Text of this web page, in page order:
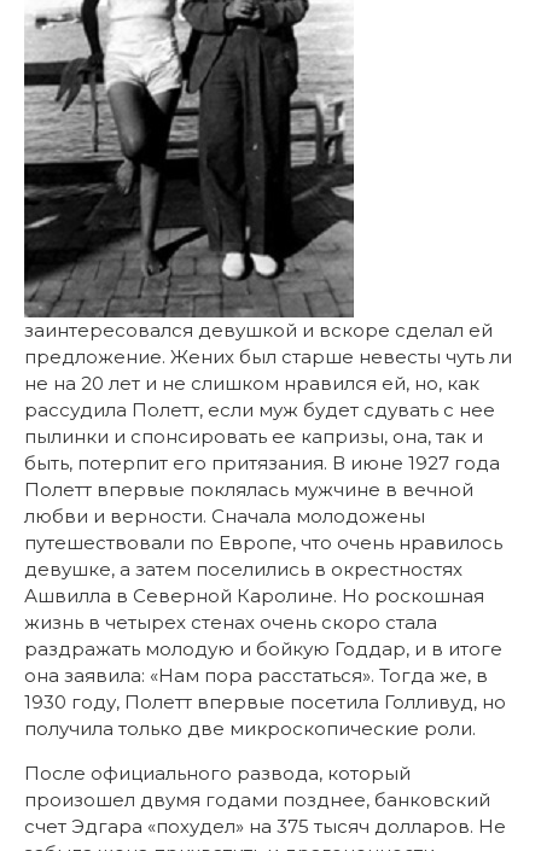
заинтересовался девушкой и вскоре сделал ей
предложение. Жених был старше невесты чуть ли
не на 20 лет и не слишком нравился ей, но, как
рассудила Полетт, если муж будет сдувать с нее
пылинки и спонсировать ее капризы, она, так и
быть, потерпит его притязания. В июне 1927 года
Полетт впервые поклялась мужчине в вечной
любви и верности. Сначала молодожены
путешествовали по Европе, что очень нравилось
девушке, а затем поселились в окрестностях
Ашвилла в Северной Каролине. Но роскошная
жизнь в четырех стенах очень скоро стала
раздражать молодую и бойкую Годдар, и в итоге
она заявила: «Нам пора расстаться». Тогда же, в
1930 году, Полетт впервые посетила Голливуд, но
получила только две микроскопические роли.
После официального развода, который
произошел двумя годами позднее, банковский
счет Эдгара «похудел» на 375 тысяч долларов. Не